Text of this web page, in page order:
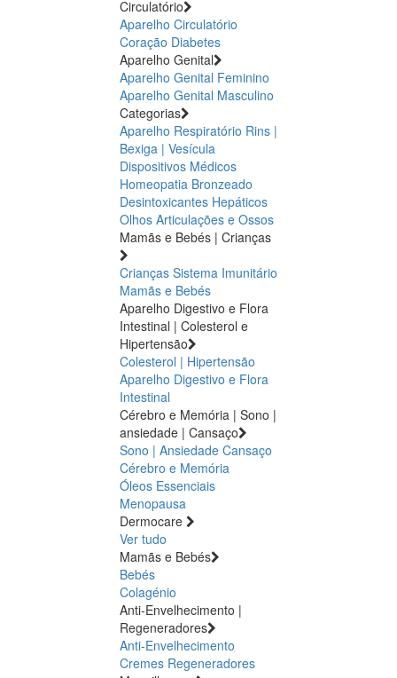
Circulatório
Aparelho Circulatório
Coração Diabetes
Aparelho Genital
Aparelho Genital Feminino
Aparelho Genital Masculino
Categorias
Aparelho Respiratório Rins |
Bexiga | Vesícula
Dispositivos Médicos
Homeopatia Bronzeado
Desintoxicantes Hepáticos
Olhos Articulações e Ossos
Mamãs e Bebés | Crianças
Crianças Sistema Imunitário
Mamãs e Bebés
Aparelho Digestivo e Flora
Intestinal | Colesterol e
Hipertensão
Colesterol | Hipertensão
Aparelho Digestivo e Flora
Intestinal
Cérebro e Memória | Sono |
ansiedade | Cansaço
Sono | Ansiedade Cansaço
Cérebro e Memória
Óleos Essenciais
Menopausa
Dermocare
Ver tudo
Mamãs e Bebés
Bebés
Colagénio
Anti-Envelhecimento |
Regeneradores
Anti-Envelhecimento
Cremes Regeneradores